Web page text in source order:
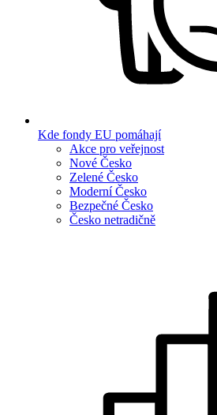
Kde fondy EU pomáhají
Akce pro veřejnost
Nové Česko
Zelené Česko
Moderní Česko
Bezpečné Česko
Česko netradičně